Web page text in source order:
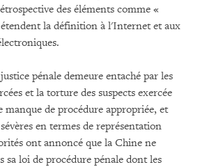
des éléments comme «
la définition à l'Internet et aux
pénale demeure entaché par les
et la torture des suspects exercée
manque de procédure appropriée, et
en termes de représentation
ont annoncé que la Chine ne
sa loi de procédure pénale dont les